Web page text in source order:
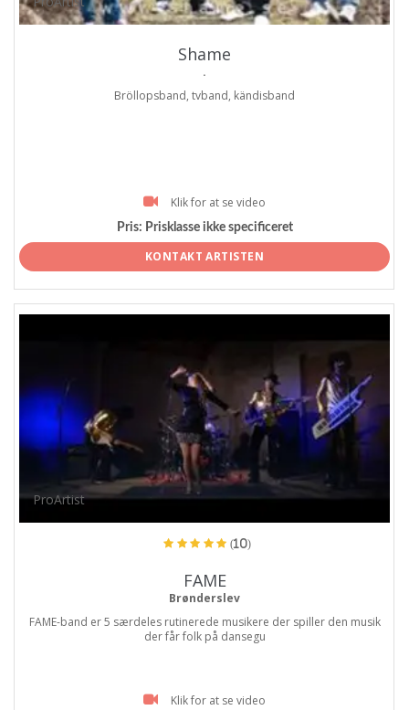
Shame
.
Bröllopsband, tvband, kändisband
Klik for at se video
Pris: Prisklasse ikke specificeret
KONTAKT ARTISTEN
ProArtist
(10)
FAME
Brønderslev
FAME-band er 5 særdeles rutinerede musikere der spiller den musik
der får folk på dansegu
Klik for at se video